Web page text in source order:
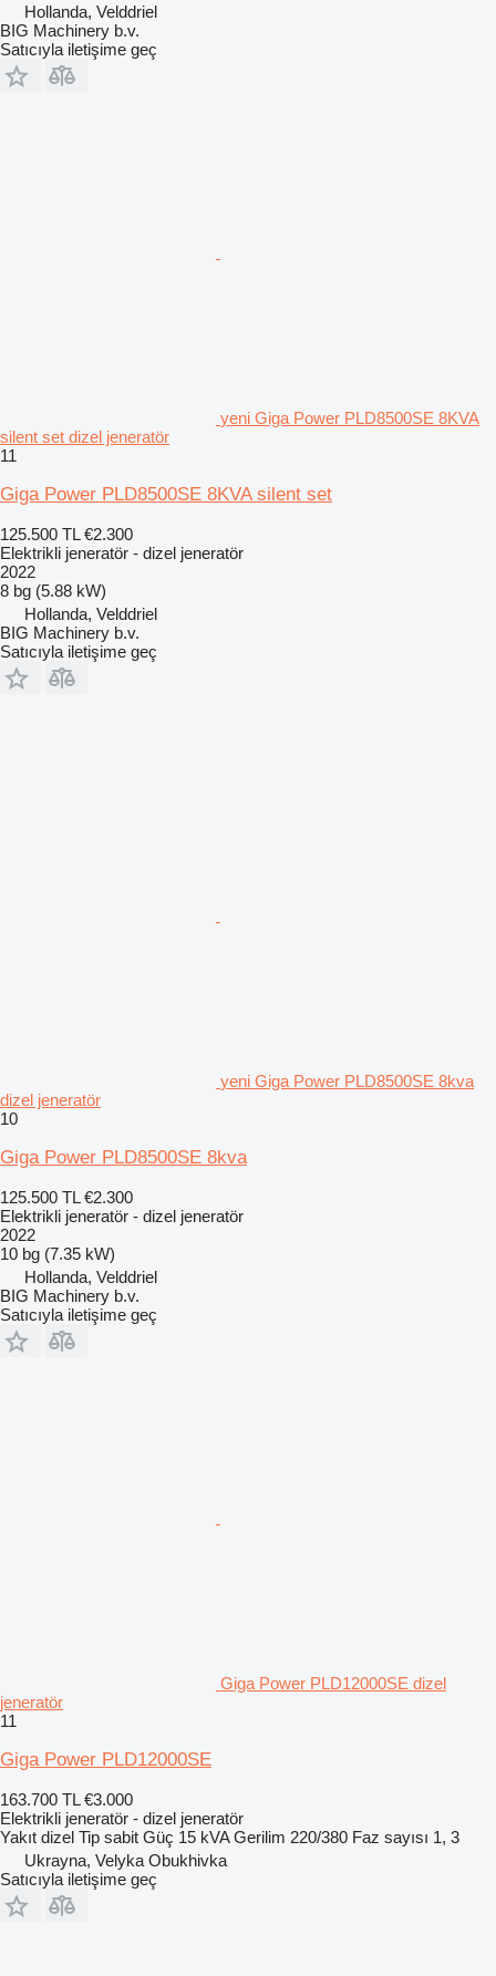
Hollanda, Velddriel
BIG Machinery b.v.
Satıcıyla iletişime geç
yeni Giga Power PLD8500SE 8KVA
silent set dizel jeneratör
11
Giga Power PLD8500SE 8KVA silent set
125.500 TL €2.300
Elektrikli jeneratör - dizel jeneratör
2022
8 bg (5.88 kW)
Hollanda, Velddriel
BIG Machinery b.v.
Satıcıyla iletişime geç
yeni Giga Power PLD8500SE 8kva
dizel jeneratör
10
Giga Power PLD8500SE 8kva
125.500 TL €2.300
Elektrikli jeneratör - dizel jeneratör
2022
10 bg (7.35 kW)
Hollanda, Velddriel
BIG Machinery b.v.
Satıcıyla iletişime geç
Giga Power PLD12000SE dizel
jeneratör
11
Giga Power PLD12000SE
163.700 TL €3.000
Elektrikli jeneratör - dizel jeneratör
Yakıt dizel Tip sabit Güç 15 kVA Gerilim 220/380 Faz sayısı 1, 3
Ukrayna, Velyka Obukhivka
Satıcıyla iletişime geç